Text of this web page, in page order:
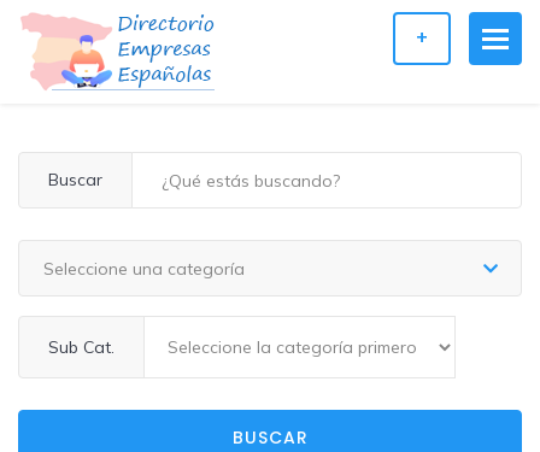
+
Buscar
Seleccione una categoría
Sub Cat.
BUSCAR